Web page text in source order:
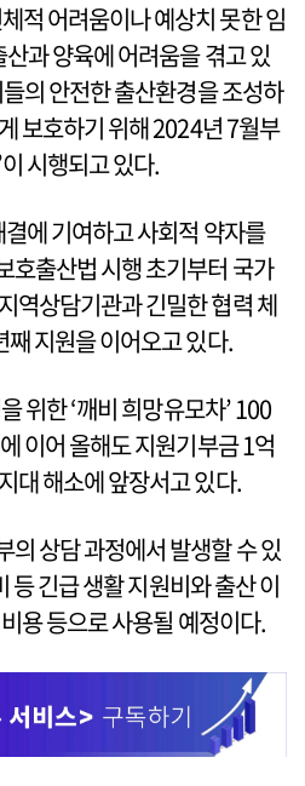
적 어려움이나 예상치 못한 임
과 양육에 어려움을 겪고 있
의 안전한 출산환경을 조성하
보호하기 위해 2024년 7월부
시행되고 있다.
에 기여하고 사회적 약자를
호출산법 시행 초기부터 국가
역상담기관과 긴밀한 협력 체
지원을 이어오고 있다.
위한 ‘깨비 희망유모차’ 100
이어 올해도 지원기부금 1억
대 해소에 앞장서고 있다.
의 상담 과정에서 발생할 수 있
등 긴급 생활 지원비와 출산 이
용 등으로 사용될 예정이다.